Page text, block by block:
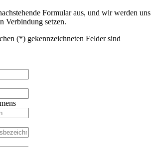
Formular aus, und wir werden uns
Verbindung setzen.
(*) gekennzeichneten Felder sind